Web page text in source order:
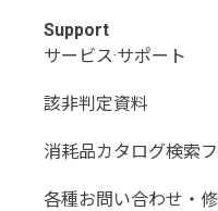
Support
サービス·サポート
該非判定資料
消耗品カタログ検索
各種お問い合わせ・